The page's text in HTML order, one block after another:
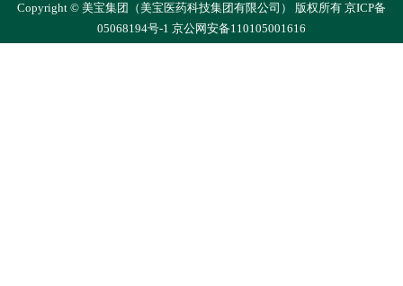
Copyright © 美宝集团（美宝医药科技集团有限公司） 版权所有 京ICP备
05068194号-1 京公网安备110105001616